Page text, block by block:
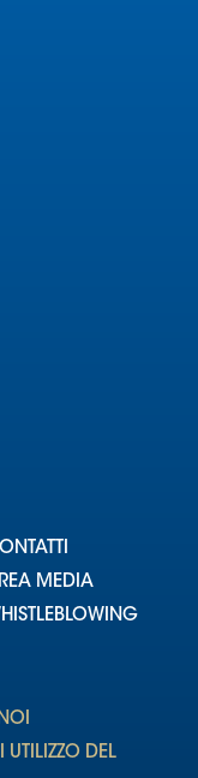
MEDIA
DEL